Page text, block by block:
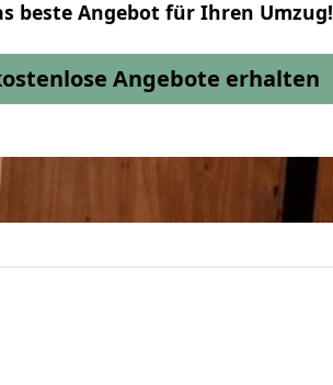
beste Angebot für Ihren Umzug!
Angebote erhalten